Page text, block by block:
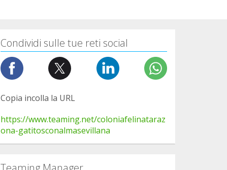
Condividi sulle tue reti social
Copia incolla la URL
https://www.teaming.net/coloniafelinataraz
ona-gatitosconalmasevillana